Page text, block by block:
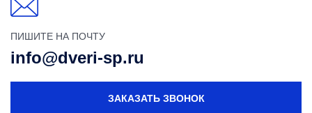
ПИШИТЕ НА ПОЧТУ
info@dveri-sp.ru
ЗАКАЗАТЬ ЗВОНОК